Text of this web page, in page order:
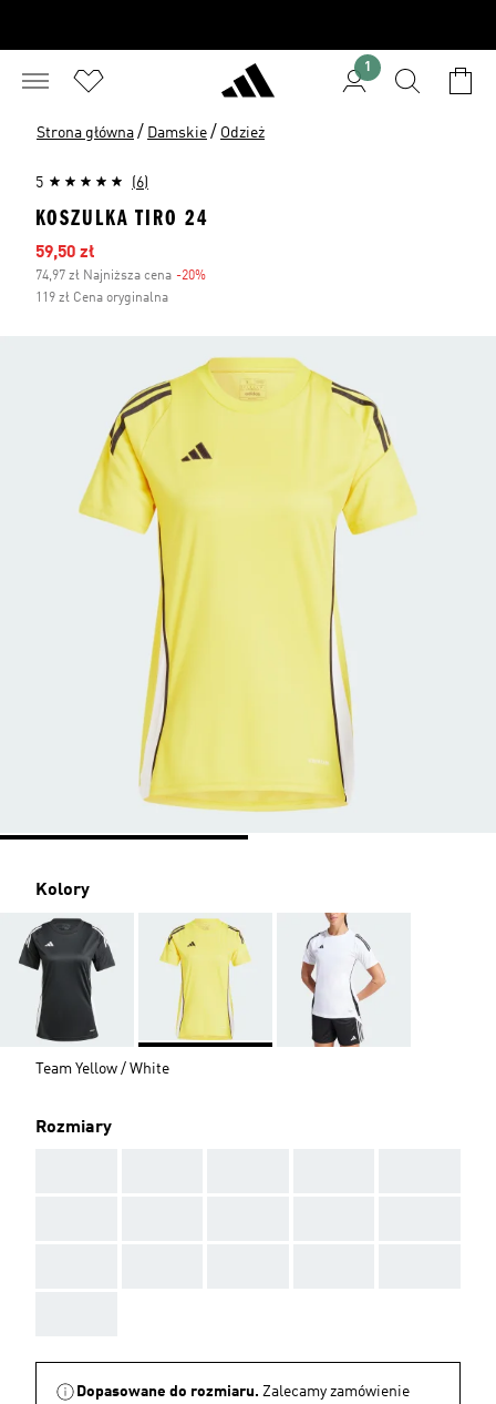
1
Strona główna / Damskie / Odzież
5 (6)
KOSZULKA TIRO 24
Ceny na wyprzedaży
59,50 zł
74,97 zł Najniższa cena -20%
119 zł Cena oryginalna
Kolory
Team Yellow / White
Rozmiary
Dopasowane do rozmiaru. Zalecamy zamówienie